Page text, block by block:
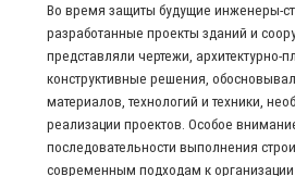
Во время защиты будущие инженеры-
разработанные проекты зданий и
представляли чертежи, архитектурно-
конструктивные решения,
материалов, технологий и техники,
реализации проектов. Особое
последовательности выполнения
современным подходам к организации